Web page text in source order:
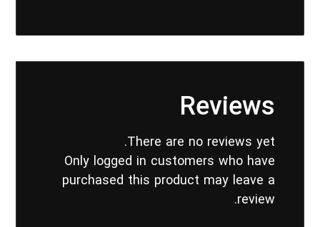
Reviews
There are no reviews yet.
Only logged in customers who have
purchased this product may leave a
review.